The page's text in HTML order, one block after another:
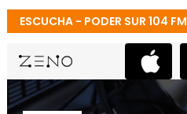
ESCUCHA - PODER SUR 104 FM